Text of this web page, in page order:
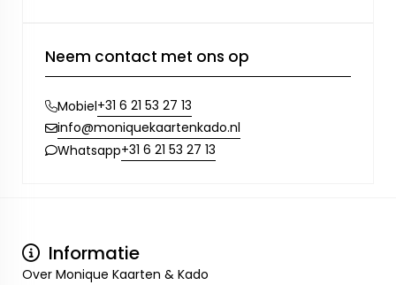
Neem contact met ons op
Mobiel+31 6 21 53 27 13
info@moniquekaartenkado.nl
Whatsapp+31 6 21 53 27 13
Informatie
Over Monique Kaarten & Kado